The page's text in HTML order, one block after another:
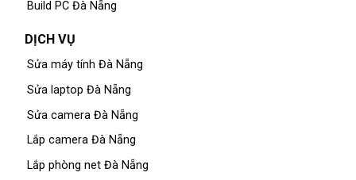
Build PC Đà Nẵng
DỊCH VỤ
Sửa máy tính Đà Nẵng
Sửa laptop Đà Nẵng
Sửa camera Đà Nẵng
Lắp camera Đà Nẵng
Lắp phòng net Đà Nẵng